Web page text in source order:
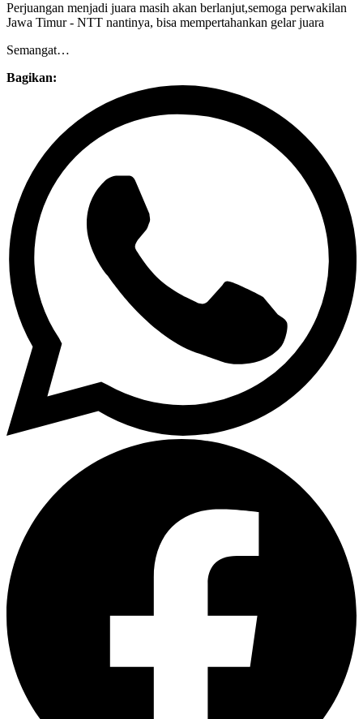
Perjuangan menjadi juara masih akan berlanjut,semoga perwakilan
Jawa Timur - NTT nantinya, bisa mempertahankan gelar juara
Semangat…
Bagikan: